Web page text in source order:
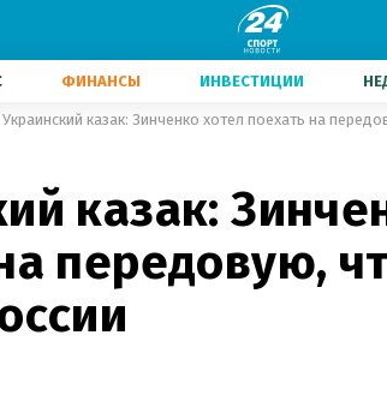
ФИНАНСЫ ИНВЕСТИЦИИ
Украинский казак: Зинченко хотел поехать на
казак:
передовую,